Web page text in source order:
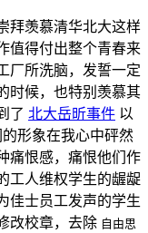
拜羡慕清华北大这样
值得付出整个青春来
厂所洗脑，发誓一定
时候，也特别羡慕其
了 北大岳昕事件 以
形象在我心中砰然
痛恨感，痛恨他们作
工人维权学生的龌龊
佳士员工发声的学生
改校章，去除 自由思